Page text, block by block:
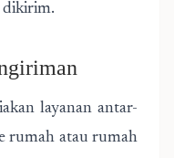
dikirim.
layanan antar-
rumah atau rumah